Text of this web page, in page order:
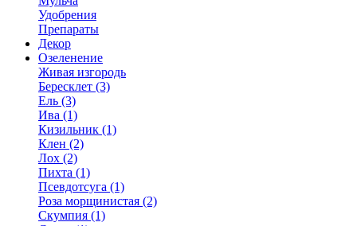
Удобрения
Препараты
Декор
Озеленение
Живая изгородь
Бересклет (3)
Ель (3)
Ива (1)
Кизильник (1)
Клен (2)
Лох (2)
Пихта (1)
Псевдотсуга (1)
Роза морщинистая (2)
Скумпия (1)